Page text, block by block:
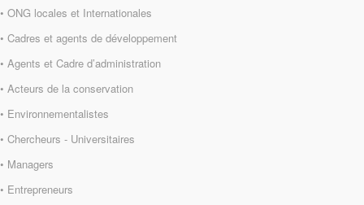
• ONG locales et Internationales
• Cadres et agents de développement
• Agents et Cadre d’administration
• Acteurs de la conservation
• Environnementalistes
• Chercheurs - Universitaires
• Managers
• Entrepreneurs